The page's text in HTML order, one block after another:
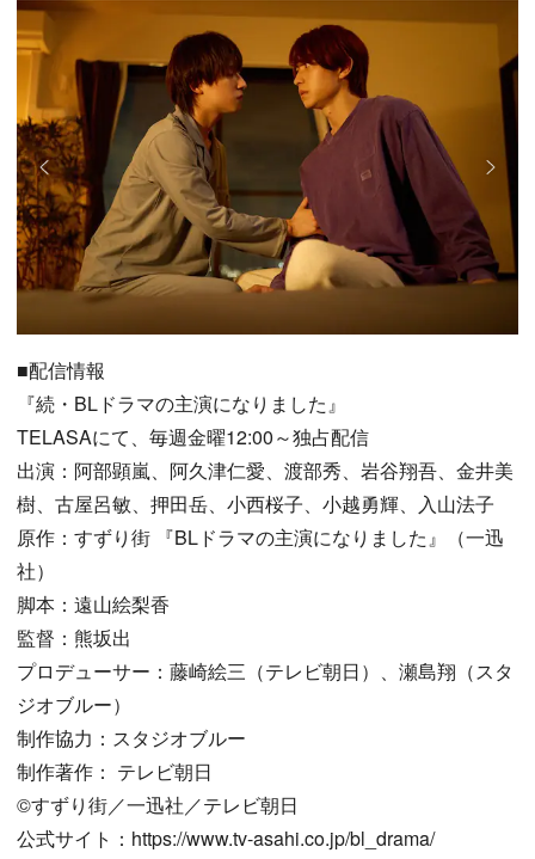
■配信情報
『続・BLドラマの主演になりました』
TELASAにて、毎週金曜12:00～独占配信
出演：阿部顕嵐、阿久津仁愛、渡部秀、岩谷翔吾、金井美
樹、古屋呂敏、押田岳、小西桜子、小越勇輝、入山法子
原作：すずり街 『BLドラマの主演になりました』（一迅
社）
脚本：遠山絵梨香
監督：熊坂出
プロデューサー：藤崎絵三（テレビ朝日）、瀬島翔（スタ
ジオブルー）
制作協力：スタジオブルー
制作著作： テレビ朝日
©すずり街／一迅社／テレビ朝日
公式サイト：https://www.tv-asahi.co.jp/bl_drama/